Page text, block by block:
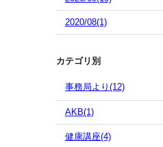
2020/08(1)
カテゴリ別
事務局より(12)
AKB(1)
健康講座(4)